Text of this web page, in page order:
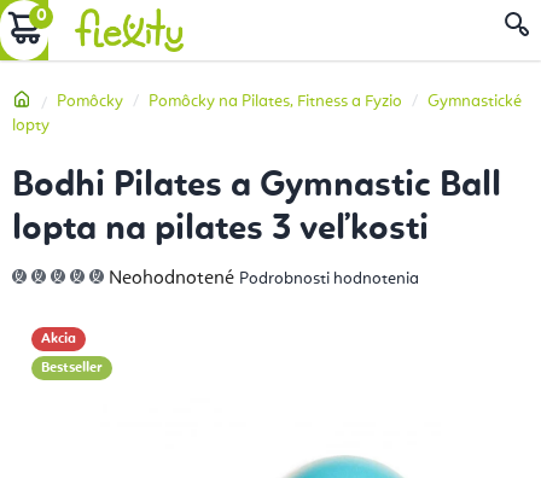
Prejsť
na
NÁKUPNÝ
DomovPomôcky Pomôcky na Pilates, Fitness a Fyzio
Gymnastické
lopty
Bodhi Pilates a Gymnastic Ball
lopta na pilates 3 veľkosti
Priemerné
hodnotenie
5
hviezdičiek.
Neohodnotené Podrobnosti hodnotenia
Akcia
Bestseller